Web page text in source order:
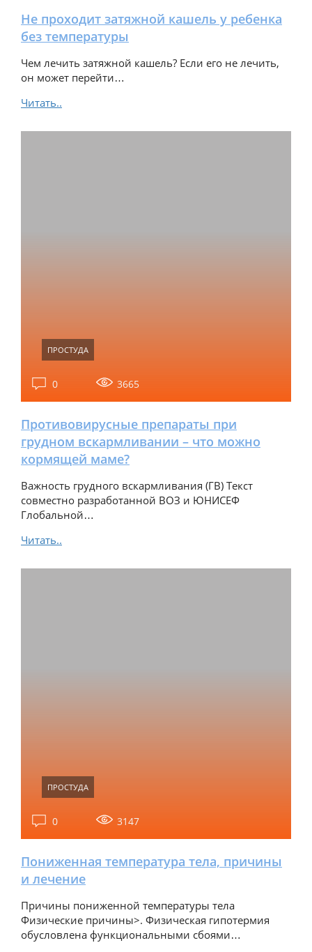
Не проходит затяжной кашель у ребенка
без температуры
Чем лечить затяжной кашель? Если его не лечить,
он может перейти…
Читать..
ПРОСТУДА
0 3665
Противовирусные препараты при
грудном вскармливании – что можно
кормящей маме?
Важность грудного вскармливания (ГВ) Текст
совместно разработанной ВОЗ и ЮНИСЕФ
Глобальной…
Читать..
ПРОСТУДА
0 3147
Пониженная температура тела, причины
и лечение
Причины пониженной температуры тела
Физические причины>. Физическая гипотермия
обусловлена функциональными сбоями…